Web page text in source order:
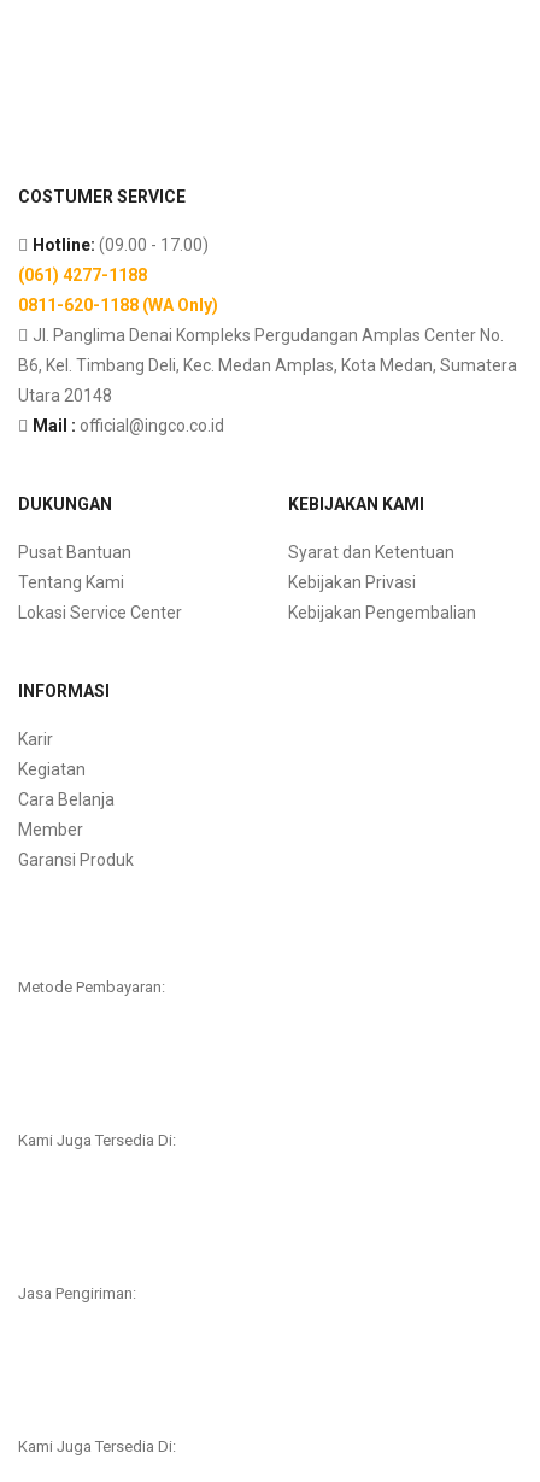
COSTUMER SERVICE
Hotline: (09.00 - 17.00)
(061) 4277-1188
0811-620-1188 (WA Only)
Jl. Panglima Denai Kompleks Pergudangan Amplas Center No.
B6, Kel. Timbang Deli, Kec. Medan Amplas, Kota Medan, Sumatera
Utara 20148
Mail : official@ingco.co.id
DUKUNGAN
Pusat Bantuan
Tentang Kami
Lokasi Service Center
KEBIJAKAN KAMI
Syarat dan Ketentuan
Kebijakan Privasi
Kebijakan Pengembalian
INFORMASI
Karir
Kegiatan
Cara Belanja
Member
Garansi Produk
Metode Pembayaran:
Kami Juga Tersedia Di:
Jasa Pengiriman:
Kami Juga Tersedia Di: